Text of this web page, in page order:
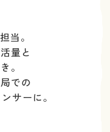
当。
量と
。
での
サーに。